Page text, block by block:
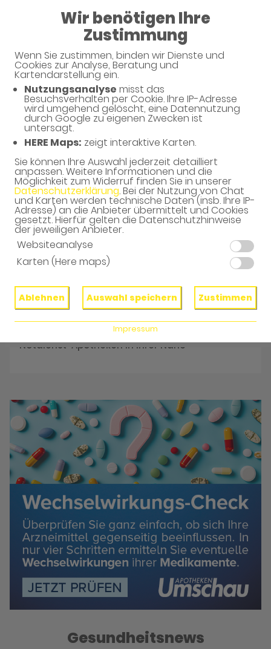
Wir benötigen Ihre
Zustimmung
Wenn Sie zustimmen, binden wir Dienste und
Cookies zur Analyse, Beratung und
Kartendarstellung ein.
Nutzungsanalyse misst das
Besuchsverhalten per Cookie. Ihre IP-Adresse
wird umgehend gelöscht, eine Datennutzung
durch Google zu eigenen Zwecken ist
untersagt.
HERE Maps: zeigt interaktive Karten.
Sie können Ihre Auswahl jederzeit detailliert
anpassen. Weitere Informationen und die
Möglichkeit zum Widerruf finden Sie in unserer
Datenschutzerklärung. Bei der Nutzung von Chat
und Karten werden technische Daten (insb. Ihre IP-
Adresse) an die Anbieter übermittelt und Cookies
gesetzt. Hierfür gelten die Datenschutzhinweise
der jeweiligen Anbieter.
Websiteanalyse
Karten (Here maps)
Ablehnen Auswahl speichern Zustimmen
Impressum
Geschlossen
Sonnen-Apotheke
Willkommen in Ihrer Apotheke
Ihre Gesundheitsberatung vor Ort
Unverbindliche Reservierung
Notdienst-Apotheken in Ihrer Nähe
Gesundheitsnews